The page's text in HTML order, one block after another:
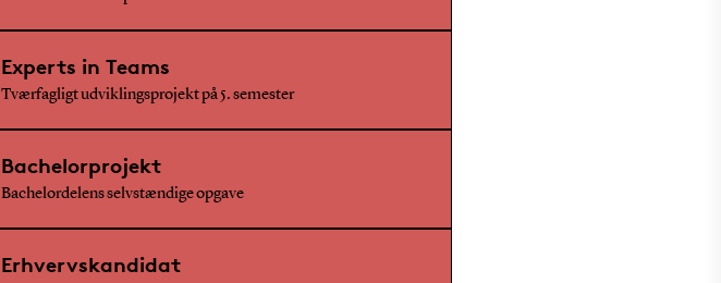
Experts in Teams
Tværfagligt udviklingsprojekt på 5. semester
Bachelorprojekt
Bachelordelens selvstændige opgave
Erhvervskandidat